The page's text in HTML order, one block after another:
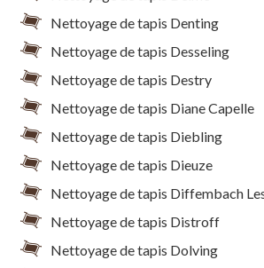
Nettoyage de tapis Denting
Nettoyage de tapis Desseling
Nettoyage de tapis Destry
Nettoyage de tapis Diane Capelle
Nettoyage de tapis Diebling
Nettoyage de tapis Dieuze
Nettoyage de tapis Diffembach
Nettoyage de tapis Distroff
Nettoyage de tapis Dolving